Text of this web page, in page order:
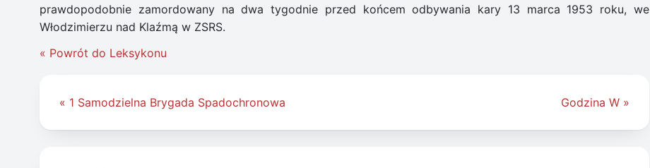
prawdopodobnie zamordowany na dwa tygodnie przed końcem odbywania kary 13 marca 1953 roku, we
Włodzimierzu nad Klaźmą w ZSRS.
« Powrót do Leksykonu
Nawigacja
« 1 Samodzielna Brygada Spadochronowa Godzina W »